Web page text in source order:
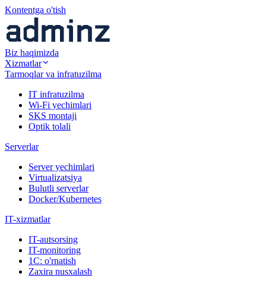
Kontentga o'tish
Biz haqimizda
Xizmatlar
Tarmoqlar va infratuzilma
IT infratuzilma
Wi-Fi yechimlari
SKS montaji
Optik tolali
Serverlar
Server yechimlari
Virtualizatsiya
Bulutli serverlar
Docker/Kubernetes
IT-xizmatlar
IT-autsorsing
IT-monitoring
1C: o'rnatish
Zaxira nusxalash